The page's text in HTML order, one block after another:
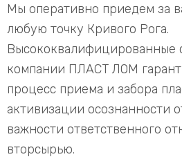
Мы оперативно приедем за
любую точку Кривого Рога.
Высококвалифицированные
компании ПЛАСТ ЛОМ
процесс приема и забора
активизации осознанности
важности ответственного
вторсырью.